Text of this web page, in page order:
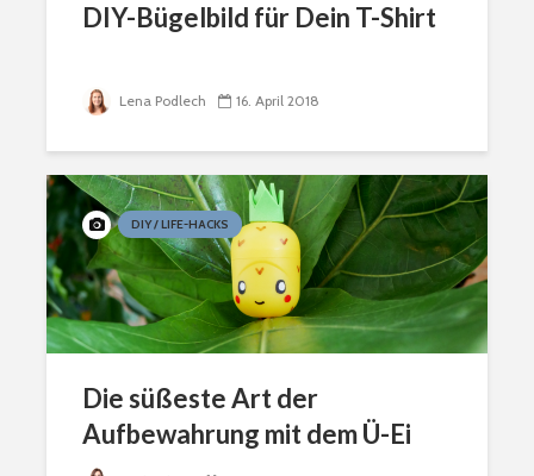
DIY-Bügelbild für Dein T-Shirt
Lena Podlech 16. April 2018
DIY / LIFE-HACKS
Die süßeste Art der
Aufbewahrung mit dem Ü-Ei